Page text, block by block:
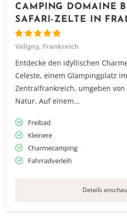
CAMPING DOMAINE
SAFARI-ZELTE IN
Valigny, Frankreich
Entdecke den idyllischen
Celeste, einem Glampingplatz
Zentralfrankreich, umgeben
Natur. Auf einem...
Freibad
Kleinere
Charmecamping
Fahrradverleih
Details